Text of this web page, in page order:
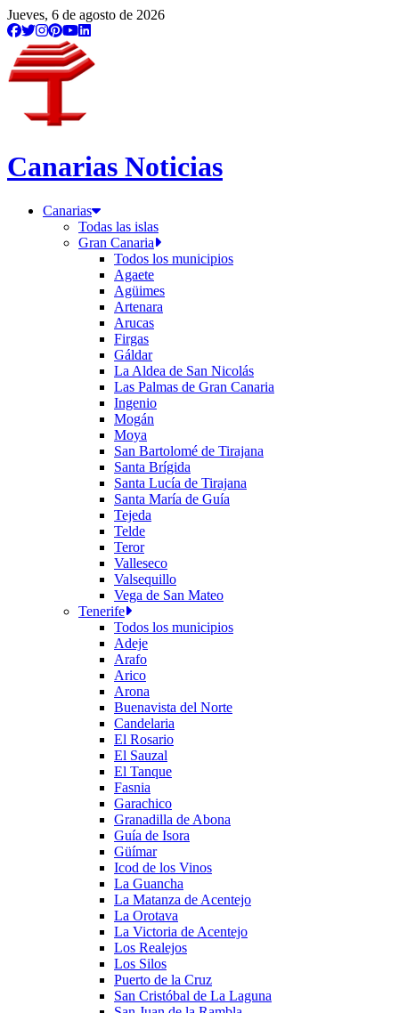
Jueves, 6 de agosto de 2026
Canarias Noticias
Canarias
Todas las islas
Gran Canaria
Todos los municipios
Agaete
Agüimes
Artenara
Arucas
Firgas
Gáldar
La Aldea de San Nicolás
Las Palmas de Gran Canaria
Ingenio
Mogán
Moya
San Bartolomé de Tirajana
Santa Brígida
Santa Lucía de Tirajana
Santa María de Guía
Tejeda
Telde
Teror
Valleseco
Valsequillo
Vega de San Mateo
Tenerife
Todos los municipios
Adeje
Arafo
Arico
Arona
Buenavista del Norte
Candelaria
El Rosario
El Sauzal
El Tanque
Fasnia
Garachico
Granadilla de Abona
Guía de Isora
Güímar
Icod de los Vinos
La Guancha
La Matanza de Acentejo
La Orotava
La Victoria de Acentejo
Los Realejos
Los Silos
Puerto de la Cruz
San Cristóbal de La Laguna